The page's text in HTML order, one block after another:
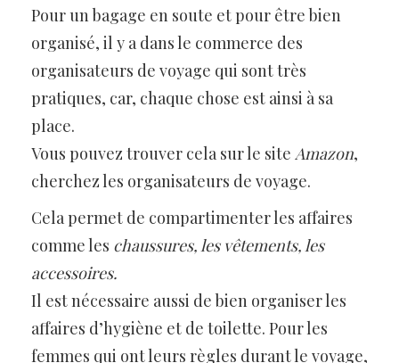
Pour un bagage en soute et pour être bien
organisé, il y a dans le commerce des
organisateurs de voyage qui sont très
pratiques, car, chaque chose est ainsi à sa
place.
Vous pouvez trouver cela sur le site Amazon,
cherchez les organisateurs de voyage.
Cela permet de compartimenter les affaires
comme les chaussures, les vêtements, les
accessoires.
Il est nécessaire aussi de bien organiser les
affaires d’hygiène et de toilette. Pour les
femmes qui ont leurs règles durant le voyage,